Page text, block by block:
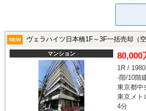
NEW ヴェラハイツ日本橋1F～3F一括売却（
マンション 80,000
1R /
-階/10階
東京都中
東京メト
4分